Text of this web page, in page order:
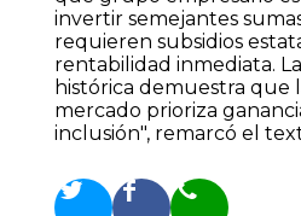
invertir semejantes
requieren subsidios
rentabilidad inmediata.
histórica demuestra que
mercado prioriza
inclusión", remarcó el